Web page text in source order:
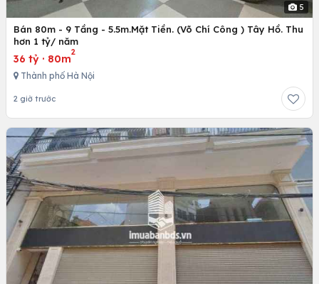
5
Bán 80m - 9 Tầng - 5.5m.Mặt Tiền. (Võ Chí Công ) Tây Hồ. Thu
hơn 1 tỷ/ năm
36 tỷ · 80m
2
Thành phố Hà Nội
2 giờ trước